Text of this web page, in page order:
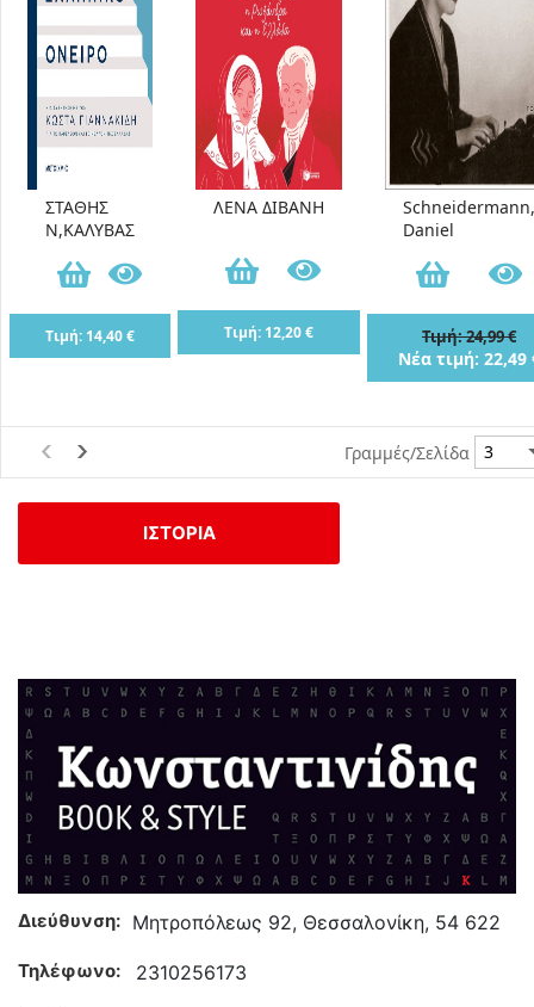
ΙΣΤΟΡΙΑ
ΣΤΑΘΗΣ
Ν,ΚΑΛΥΒΑΣ
Τιμή: 14,40 €
ΛΕΝΑ ΔΙΒΑΝΗ
Τιμή: 12,20 €
Schneidermann,
Daniel
Τιμή: 24,99 €
Νέα τιμή: 22,49
Γραμμές/Σελίδα
Διεύθυνση: Μητροπόλεως 92, Θεσσαλονίκη, 54 622
Τηλέφωνο: 2310256173